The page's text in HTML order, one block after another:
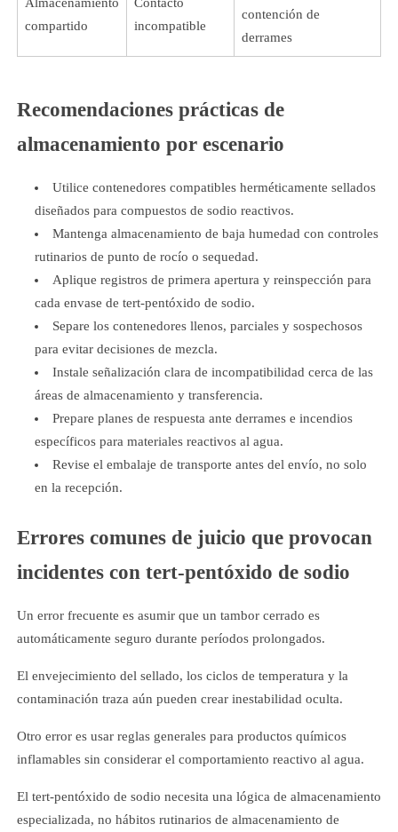
compartido
incompatible
contención de
derrames
Recomendaciones prácticas de
almacenamiento por escenario
Utilice contenedores compatibles herméticamente sellados
diseñados para compuestos de sodio reactivos.
Mantenga almacenamiento de baja humedad con controles
rutinarios de punto de rocío o sequedad.
Aplique registros de primera apertura y reinspección para
cada envase de tert-pentóxido de sodio.
Separe los contenedores llenos, parciales y sospechosos
para evitar decisiones de mezcla.
Instale señalización clara de incompatibilidad cerca de las
áreas de almacenamiento y transferencia.
Prepare planes de respuesta ante derrames e incendios
específicos para materiales reactivos al agua.
Revise el embalaje de transporte antes del envío, no solo
en la recepción.
Errores comunes de juicio que provocan
incidentes con tert-pentóxido de sodio
Un error frecuente es asumir que un tambor cerrado es
automáticamente seguro durante períodos prolongados.
El envejecimiento del sellado, los ciclos de temperatura y la
contaminación traza aún pueden crear inestabilidad oculta.
Otro error es usar reglas generales para productos químicos
inflamables sin considerar el comportamiento reactivo al agua.
El tert-pentóxido de sodio necesita una lógica de almacenamiento
especializada, no hábitos rutinarios de almacenamiento de